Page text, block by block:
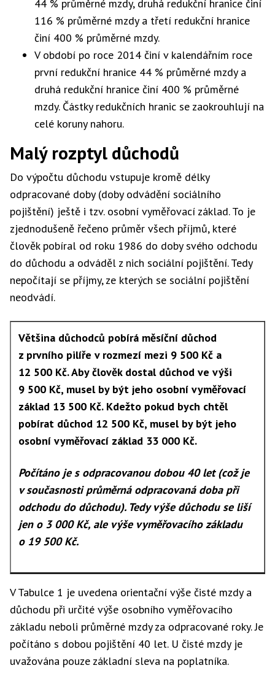
44 % průměrné mzdy, druhá redukční hranice činí
116 % průměrné mzdy a třetí redukční hranice
činí 400 % průměrné mzdy.
V období po roce 2014 činí v kalendářním roce
první redukční hranice 44 % průměrné mzdy a
druhá redukční hranice činí 400 % průměrné
mzdy. Částky redukčních hranic se zaokrouhlují na
celé koruny nahoru.
Malý rozptyl důchodů
Do výpočtu důchodu vstupuje kromě délky
odpracované doby (doby odvádění sociálního
pojištění) ještě i tzv. osobní vyměřovací základ. To je
zjednodušeně řečeno průměr všech příjmů, které
člověk pobíral od roku 1986 do doby svého odchodu
do důchodu a odváděl z nich sociální pojištění. Tedy
nepočítají se příjmy, ze kterých se sociální pojištění
neodvádí.
Většina důchodců pobírá měsíční důchod
z prvního pilíře v rozmezí mezi 9 500 Kč a
12 500 Kč. Aby člověk dostal důchod ve výši
9 500 Kč, musel by být jeho osobní vyměřovací
základ 13 500 Kč. Kdežto pokud bych chtěl
pobírat důchod 12 500 Kč, musel by být jeho
osobní vyměřovací základ 33 000 Kč.
Počítáno je s odpracovanou dobou 40 let (což je
v současnosti průměrná odpracovaná doba při
odchodu do důchodu). Tedy výše důchodu se liší
jen o 3 000 Kč, ale výše vyměřovacího základu
o 19 500 Kč.
V Tabulce 1 je uvedena orientační výše čisté mzdy a
důchodu při určité výše osobního vyměřovacího
základu neboli průměrné mzdy za odpracované roky. Je
počítáno s dobou pojištění 40 let. U čisté mzdy je
uvažována pouze základní sleva na poplatníka.